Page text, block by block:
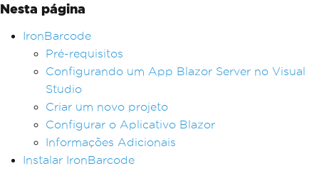
Nesta página
IronBarcode
Pré-requisitos
Configurando um App Blazor Server no Visual
Studio
Criar um novo projeto
Configurar o Aplicativo Blazor
Informações Adicionais
Instalar IronBarcode